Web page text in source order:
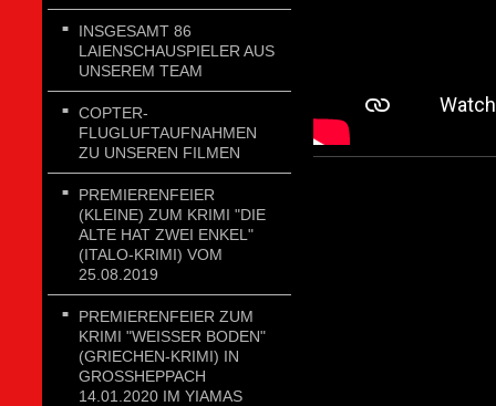
INSGESAMT 86
LAIENSCHAUSPIELER AUS
UNSEREM TEAM
COPTER-
FLUGLUFTAUFNAHMEN
ZU UNSEREN FILMEN
PREMIERENFEIER
(KLEINE) ZUM KRIMI "DIE
ALTE HAT ZWEI ENKEL"
(ITALO-KRIMI) VOM
25.08.2019
PREMIERENFEIER ZUM
KRIMI "WEISSER BODEN"
(GRIECHEN-KRIMI) IN
GROSSHEPPACH 1
4.01.2020 IM YIAMAS